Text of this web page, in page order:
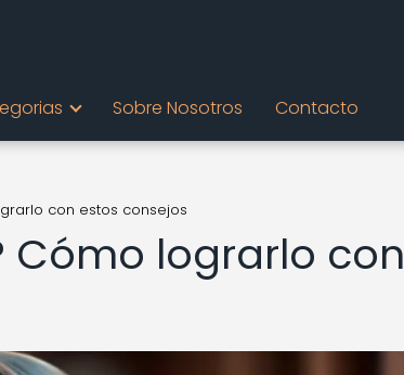
Sobre Nosotros Contacto
con estos consejos
Cómo lograrlo con